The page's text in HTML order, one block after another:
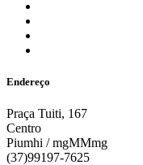
Endereço
Praça Tuiti, 167
Centro
Piumhi / mgMMmg
(37)99197-7625